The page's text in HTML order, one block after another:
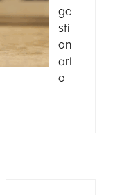
ge
sti
on
arl
o